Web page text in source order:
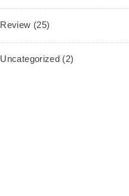
Review (25)
Uncategorized (2)